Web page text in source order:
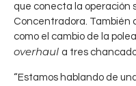
que conecta la operación
Concentradora. También
como el cambio de la
overhaul a tres
“Estamos hablando de